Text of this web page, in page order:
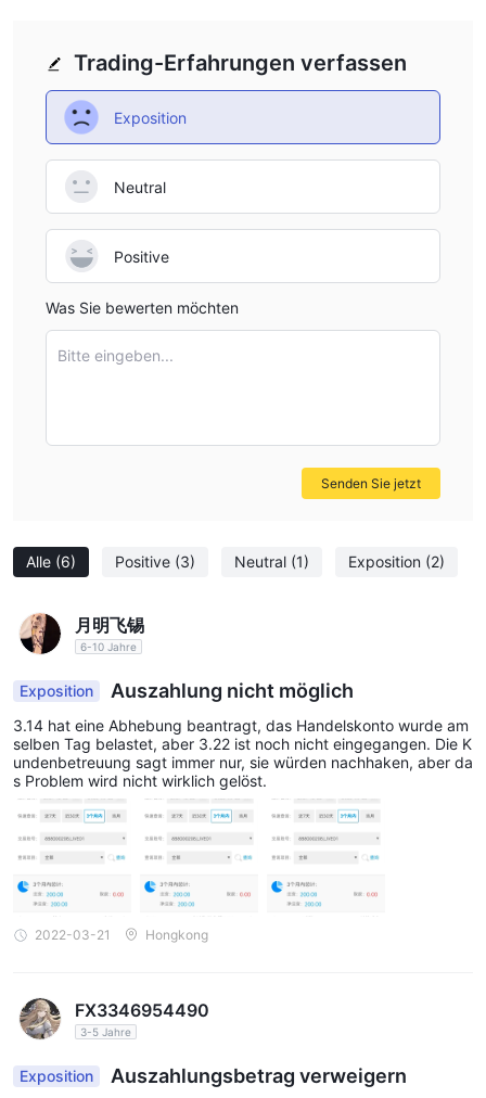
Alle (6) Positive (3) Neutral (1) Exposition (2)
月明飞锡
6-10 Jahre
Exposition Auszahlung nicht möglich
3.14 hat eine Abhebung beantragt, das Handelskonto wurde am
selben Tag belastet, aber 3.22 ist noch nicht eingegangen. Die K
undenbetreuung sagt immer nur, sie würden nachhaken, aber da
s Problem wird nicht wirklich gelöst.
2022-03-21 Hongkong
FX3346954490
3-5 Jahre
Exposition Auszahlungsbetrag verweigern
Trading-Erfahrungen verfassen
Exposition
Neutral
Positive
Was Sie bewerten möchten
Bitte eingeben...
Senden Sie jetzt